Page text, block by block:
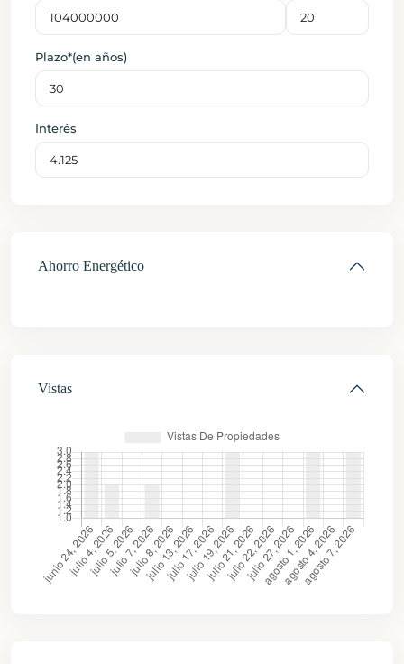
Plazo*(en años)
Interés
Ahorro Energético
Vistas